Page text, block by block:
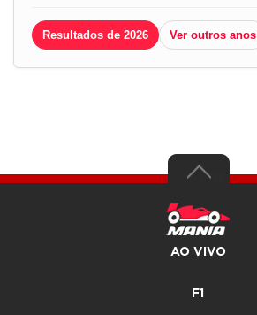
Resultados de 2026 Ver outros anos
AO VIVO
F1